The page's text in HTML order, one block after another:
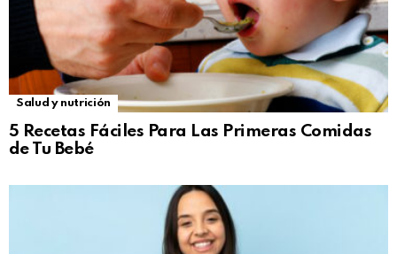
Salud y nutrición
5 Recetas Fáciles Para Las Primeras Comidas
de Tu Bebé